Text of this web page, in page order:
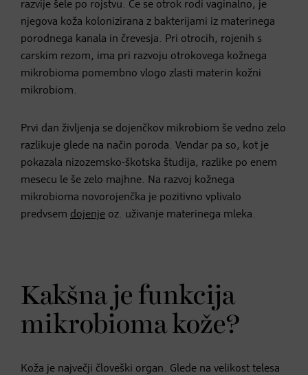
razvije šele po rojstvu. Če se otrok rodi vaginalno, je
njegova koža kolonizirana z bakterijami iz materinega
porodnega kanala in črevesja. Pri otrocih, rojenih s
carskim rezom, ima pri razvoju otrokovega kožnega
mikrobioma pomembno vlogo zlasti materin kožni
mikrobiom.
Prvi dan življenja se dojenčkov mikrobiom še vedno zelo
razlikuje glede na način poroda. Vendar pa so, kot je
pokazala nizozemsko-škotska študija, razlike po enem
mesecu le še zelo majhne. Na razvoj kožnega
mikrobioma novorojenčka je pozitivno vplivalo
predvsem dojenje oz. uživanje materinega mleka.
Kakšna je funkcija
mikrobioma kože?
Koža je največji človeški organ. Glede na velikost telesa